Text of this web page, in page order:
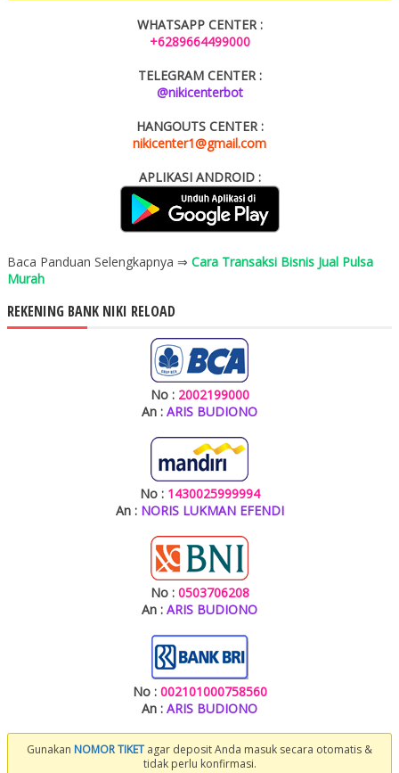
WHATSAPP CENTER :
+6289664499000
TELEGRAM CENTER :
@nikicenterbot
HANGOUTS CENTER :
nikicenter1@gmail.com
APLIKASI ANDROID :
Baca Panduan Selengkapnya ⇒ Cara Transaksi Bisnis Jual Pulsa
Murah
REKENING BANK NIKI RELOAD
No : 2002199000
An : ARIS BUDIONO
No : 1430025999994
An : NORIS LUKMAN EFENDI
No : 0503706208
An : ARIS BUDIONO
No : 002101000758560
An : ARIS BUDIONO
Gunakan NOMOR TIKET agar deposit Anda masuk secara otomatis &
tidak perlu konfirmasi.